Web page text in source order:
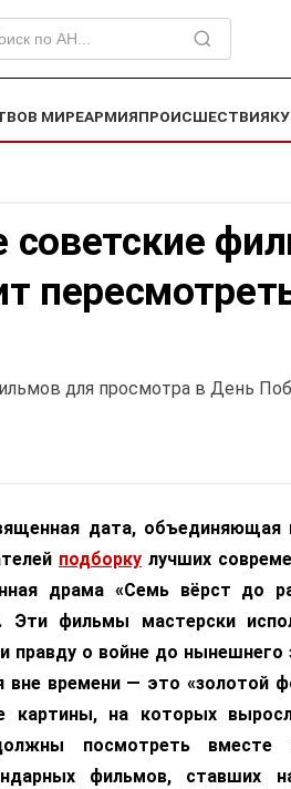
В МИРЕАРМИЯПРОИСШЕСТВИЯ
советские
для просмотра в День
дата, объединяющая
подборку лучших
драма «Семь вёрст до
Эти фильмы мастерски
правду о войне до
времени — это «золотой
картины, на которых
посмотреть вместе
фильмов, ставших